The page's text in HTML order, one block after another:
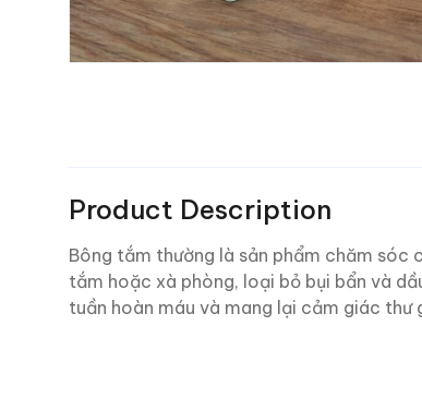
Product Description
Bông tắm thường là sản phẩm chăm sóc
tắm hoặc xà phòng, loại bỏ bụi bẩn và
tuần hoàn máu và mang lại cảm giác thư